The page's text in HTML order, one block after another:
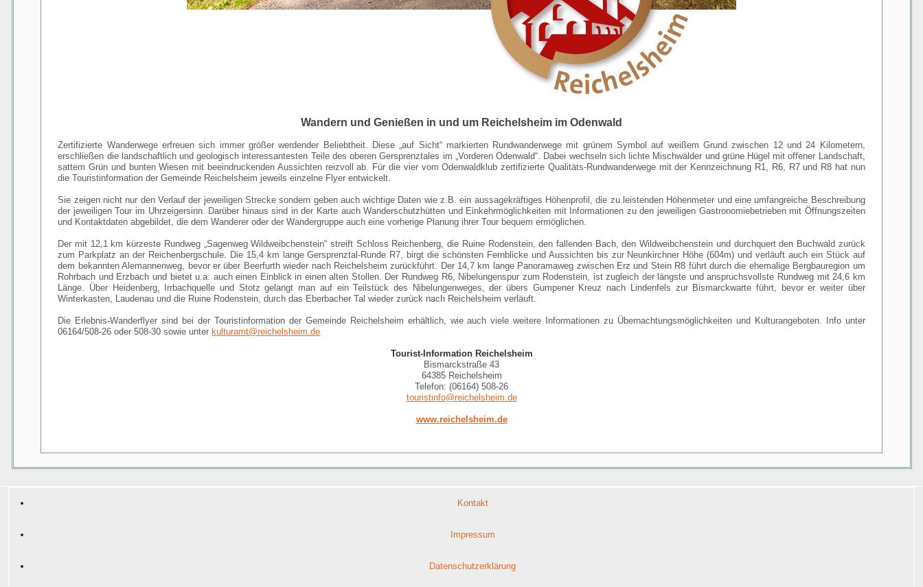
Wandern und Genießen in und um Reichelsheim im Odenwald
Zertifizierte Wanderwege erfreuen sich immer größer werdender Beliebtheit. Diese „auf Sicht“ markierten Rundwanderwege mit grünem Symbol auf weißem Grund zwischen 12 und 24 Kilometern,
erschließen die landschaftlich und geologisch interessantesten Teile des oberen Gersprenztales im „Vorderen Odenwald“. Dabei wechseln sich lichte Mischwälder und grüne Hügel mit offener Landschaft,
sattem Grün und bunten Wiesen mit beeindruckenden Aussichten reizvoll ab. Für die vier vom Odenwaldklub zertifizierte Qualitäts-Rundwanderwege mit der Kennzeichnung R1, R6, R7 und R8 hat nun
die Touristinformation der Gemeinde Reichelsheim jeweils einzelne Flyer entwickelt.
Sie zeigen nicht nur den Verlauf der jeweiligen Strecke sondern geben auch wichtige Daten wie z.B. ein aussagekräftiges Höhenprofil, die zu leistenden Höhenmeter und eine umfangreiche Beschreibung
der jeweiligen Tour im Uhrzeigersinn. Darüber hinaus sind in der Karte auch Wanderschutzhütten und Einkehrmöglichkeiten mit Informationen zu den jeweiligen Gastronomiebetrieben mit Öffnungszeiten
und Kontaktdaten abgebildet, die dem Wanderer oder der Wandergruppe auch eine vorherige Planung ihrer Tour bequem ermöglichen.
Der mit 12,1 km kürzeste Rundweg „Sagenweg Wildweibchenstein“ streift Schloss Reichenberg, die Ruine Rodenstein, den fallenden Bach, den Wildweibchenstein und durchquert den Buchwald zurück
zum Parkplatz an der Reichenbergschule. Die 15,4 km lange Gersprenztal-Runde R7, birgt die schönsten Fernblicke und Aussichten bis zur Neunkirchner Höhe (604m) und verläuft auch ein Stück auf
dem bekannten Alemannenweg, bevor er über Beerfurth wieder nach Reichelsheim zurückführt. Der 14,7 km lange Panoramaweg zwischen Erz und Stein R8 führt durch die ehemalige Bergbauregion um
Rohrbach und Erzbach und bietet u.a. auch einen Einblick in einen alten Stollen. Der Rundweg R6, Nibelungenspur zum Rodenstein, ist zugleich der längste und anspruchsvollste Rundweg mit 24,6 km
Länge. Über Heidenberg, Irrbachquelle und Stotz gelangt man auf ein Teilstück des Nibelungenweges, der übers Gumpener Kreuz nach Lindenfels zur Bismarckwarte führt, bevor er weiter über
Winterkasten, Laudenau und die Ruine Rodenstein, durch das Eberbacher Tal wieder zurück nach Reichelsheim verläuft.
Die Erlebnis-Wanderflyer sind bei der Touristinformation der Gemeinde Reichelsheim erhältlich, wie auch viele weitere Informationen zu Übernachtungsmöglichkeiten und Kulturangeboten. Info unter
06164/508-26 oder 508-30 sowie unterkulturamt@reichelsheim.de
Tourist-Information Reichelsheim
Bismarckstraße 43
64385 Reichelsheim
Telefon: (06164) 508-26
touristinfo@reichelsheim.de
www.reichelsheim.de
Kontakt
Impressum
Datenschutzerklärung